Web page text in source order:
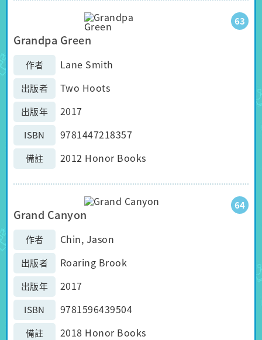
63
Grandpa Green
作者 Lane Smith
出版者 Two Hoots
出版年 2017
ISBN 9781447218357
備註 2012 Honor Books
64
Grand Canyon
作者 Chin, Jason
出版者 Roaring Brook
出版年 2017
ISBN 9781596439504
備註 2018 Honor Books